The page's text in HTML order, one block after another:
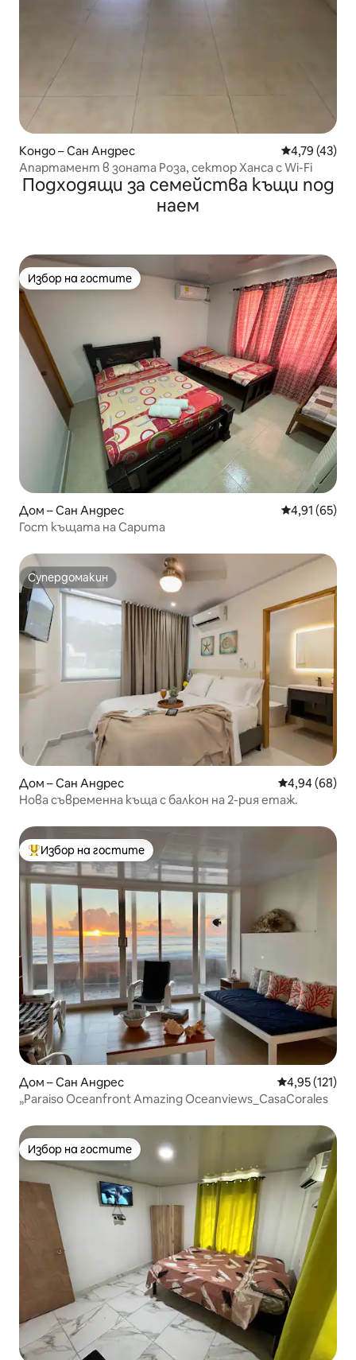
Кондо – Сан Андрес Средна
4,79 (43)
Апартамент в зоната Роза, сектор Ханса с Wi-Fi
Подходящи за семейства къщи под
наем
Избор на гостите
Избор на гостите
Дом – Сан Андрес Средна
4,91 (65)
Гост къщата на Сарита
Супердомакин
Супердомакин
Дом – Сан Андрес Средна
4,94 (68)
Нова съвременна къща с балкон на 2-рия етаж.
Най-популярен избор на гостите
Избор на гостите
Дом – Сан Андрес Средна
4,95 (121)
„Paraiso Oceanfront Amazing Oceanviews_CasaCorales
Избор на гостите
Избор на гостите